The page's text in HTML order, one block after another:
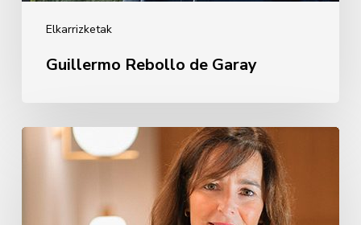
Elkarrizketak
Guillermo Rebollo de Garay
Oihane
Eguiguren